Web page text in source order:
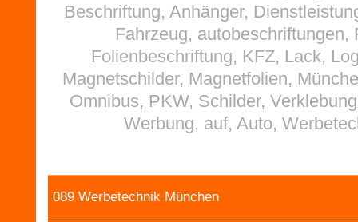
Beschriftung, Anhänger,
Fahrzeug, autobeschriftungen,
Folienbeschriftung, KFZ, Lack,
Magnetschilder, Magnetfolien,
Omnibus, PKW, Schilder,
Werbung, auf, Auto,
089 Werbetechnik München